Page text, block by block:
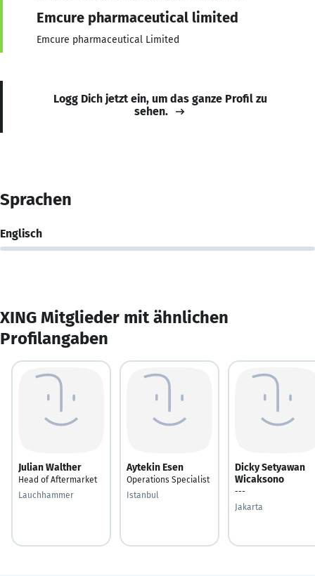
Emcure pharmaceutical limited
Emcure pharmaceutical Limited
Logg Dich jetzt ein, um das ganze Profil zu
sehen.
Sprachen
Englisch
XING Mitglieder mit ähnlichen
Profilangaben
Julian Walther
Head of Aftermarket
Lauchhammer
Aytekin Esen
Operations Specialist
Istanbul
Dicky Setyawan
Wicaksono
---
Jakarta